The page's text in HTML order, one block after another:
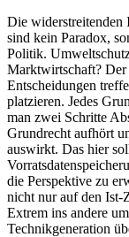
Die widerstreitenden
sind kein Paradox,
Politik.
Marktwirtschaft? Der
Entscheidungen
platzieren. Jedes
man zwei Schritte
Grundrecht aufhört
auswirkt. Das hier
die Perspektive zu
nicht nur auf den Ist-
Extrem ins andere
Technikgeneration